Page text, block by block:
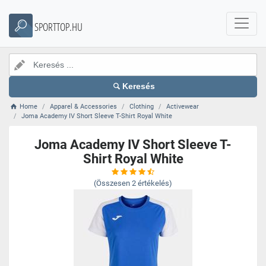
SPORTTOP.HU
Keresés
Home Apparel & Accessories Clothing
Activewear
Joma Academy IV Short Sleeve T-Shirt Royal White
Joma Academy IV Short Sleeve T-
Shirt Royal White
(Összesen 2 értékelés)